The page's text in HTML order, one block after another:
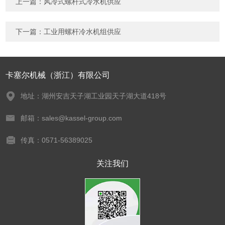
下一篇： 工业用螺杆冷水机组供应
卡塞尔机械（浙江）有限公司
地址：湖州安吉天子湖工业园天子湖大道418号
邮箱：sales@kassel-group.com
传真：0571-56389025
关注我们